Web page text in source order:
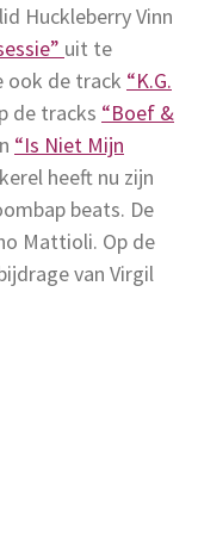
Huckleberry Vinn
uit te
ook de track “K.G.
de tracks “Boef &
“Is Niet Mijn
heeft nu zijn
beats. De
Mattioli. Op de
van Virgil